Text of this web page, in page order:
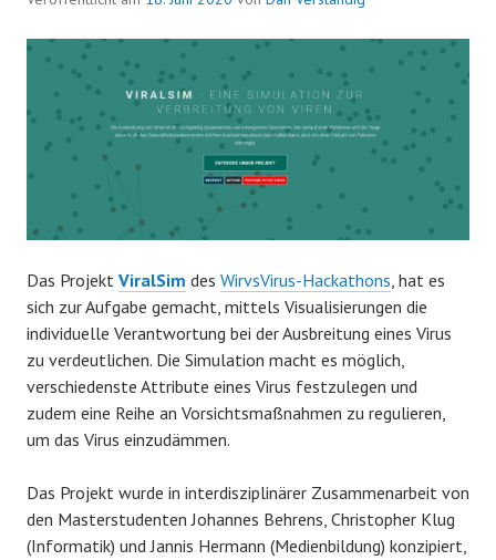
Das Projekt ViralSim des WirvsVirus-Hackathons, hat es
sich zur Aufgabe gemacht, mittels Visualisierungen die
individuelle Verantwortung bei der Ausbreitung eines Virus
zu verdeutlichen. Die Simulation macht es möglich,
verschiedenste Attribute eines Virus festzulegen und
zudem eine Reihe an Vorsichtsmaßnahmen zu regulieren,
um das Virus einzudämmen.
Das Projekt wurde in interdisziplinärer Zusammenarbeit von
den Masterstudenten Johannes Behrens, Christopher Klug
(Informatik) und Jannis Hermann (Medienbildung) konzipiert,